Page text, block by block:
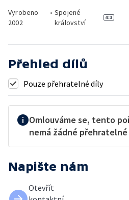
Vyrobeno
2002
• Spojené
království
Přehled dílů
Pouze přehratelné díly
Omlouváme se, tento
nemá žádné přehratelné
Napište nám
Otevřít